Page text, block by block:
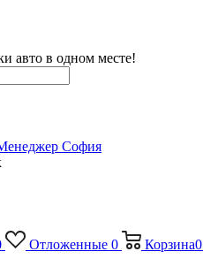
авто в одном месте!
София
Отложенные 0 Корзина0